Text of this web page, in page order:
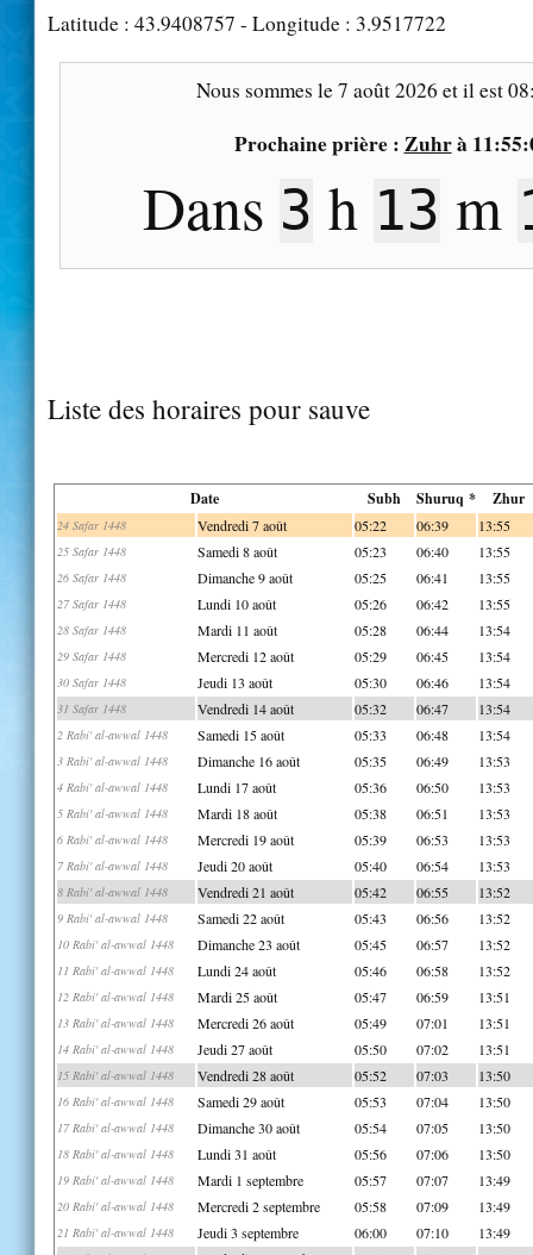
Latitude : 43.9408757 - Longitude : 3.9517722
Nous sommes le7 août 2026 et il est
Prochaine prière : Zuhrà
Dans 3 h 13 m
Liste des horaires pour sauve
Date Subh Shuruq * Zhur
24 Safar 1448 Vendredi 7 août 05:22 06:39 13:55
25 Safar 1448 Samedi 8 août 05:23 06:40 13:55
26 Safar 1448 Dimanche 9 août 05:25 06:41 13:55
27 Safar 1448 Lundi 10 août 05:26 06:42 13:55
28 Safar 1448 Mardi 11 août 05:28 06:44 13:54
29 Safar 1448 Mercredi 12 août 05:29 06:45 13:54
30 Safar 1448 Jeudi 13 août 05:30 06:46 13:54
31 Safar 1448 Vendredi 14 août 05:32 06:47 13:54
2 Rabi' al-awwal 1448 Samedi 15 août 05:33 06:48 13:54
3 Rabi' al-awwal 1448 Dimanche 16 août 05:35 06:49 13:53
4 Rabi' al-awwal 1448 Lundi 17 août 05:36 06:50 13:53
5 Rabi' al-awwal 1448 Mardi 18 août 05:38 06:51 13:53
6 Rabi' al-awwal 1448 Mercredi 19 août 05:39 06:53 13:53
7 Rabi' al-awwal 1448 Jeudi 20 août 05:40 06:54 13:53
8 Rabi' al-awwal 1448 Vendredi 21 août 05:42 06:55 13:52
9 Rabi' al-awwal 1448 Samedi 22 août 05:43 06:56 13:52
10 Rabi' al-awwal 1448 Dimanche 23 août 05:45 06:57 13:52
11 Rabi' al-awwal 1448 Lundi 24 août 05:46 06:58 13:52
12 Rabi' al-awwal 1448 Mardi 25 août 05:47 06:59 13:51
13 Rabi' al-awwal 1448 Mercredi 26 août 05:49 07:01 13:51
14 Rabi' al-awwal 1448 Jeudi 27 août 05:50 07:02 13:51
15 Rabi' al-awwal 1448 Vendredi 28 août 05:52 07:03 13:50
16 Rabi' al-awwal 1448 Samedi 29 août 05:53 07:04 13:50
17 Rabi' al-awwal 1448 Dimanche 30 août 05:54 07:05 13:50
18 Rabi' al-awwal 1448 Lundi 31 août 05:56 07:06 13:50
19 Rabi' al-awwal 1448 Mardi 1 septembre 05:57 07:07 13:49
20 Rabi' al-awwal 1448 Mercredi 2 septembre 05:58 07:09 13:49
21 Rabi' al-awwal 1448 Jeudi 3 septembre 06:00 07:10 13:49